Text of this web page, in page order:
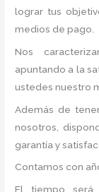
lograr tus
medios de pago.
Nos
apuntando a la
ustedes nuestro
Además de
nosotros,
garantía y
Contamos con
El tiempo